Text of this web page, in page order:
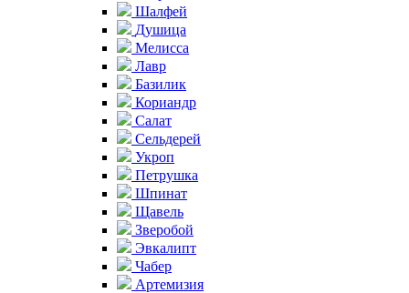
Шалфей
Душица
Мелисса
Лавр
Базилик
Кориандр
Салат
Сельдерей
Укроп
Петрушка
Шпинат
Щавель
Зверобой
Эвкалипт
Чабер
Артемизия